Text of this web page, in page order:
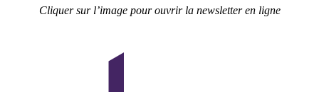
Cliquer sur l’image pour ouvrir la newsletter en ligne